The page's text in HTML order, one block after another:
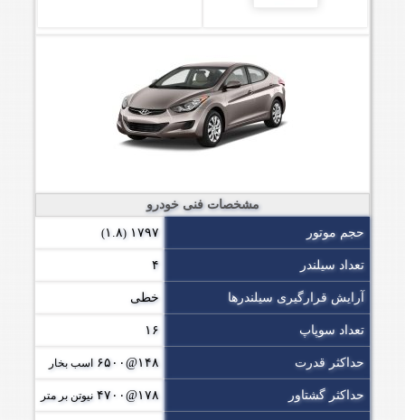
مشخصات فنی خودرو
حجم موتور ۱۷۹۷ (۱.۸)
تعداد سیلندر ۴
آرایش قرارگیری سیلندرها خطی
تعداد سوپاپ ۱۶
حداکثر قدرت ۱۴۸@۶۵۰۰ اسب بخار
حداکثر گشتاور ۱۷۸@۴۷۰۰ نیوتن بر متر